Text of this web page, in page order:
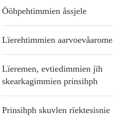
Ööhpehtimmien åssjele
Lïerehtimmien aarvoevåarome
Lïeremen, evtiedimmien jïh
skearkagimmien prinsihph
Prinsihph skuvlen rïektesisnie